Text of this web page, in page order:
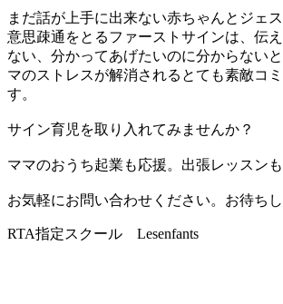
まだ話が上手に出来ない赤ちゃんとジェ
意思疎通をとるファーストサインは、伝
ない、分かってあげたいのに分からない
マのストレスが解消されるとても素敵コ
す。
サイン育児を取り入れてみませんか？
ママのおうち起業も応援。出張レッスンも
お気軽にお問い合わせください。お待ちし
RTA指定スクール Lesenfants